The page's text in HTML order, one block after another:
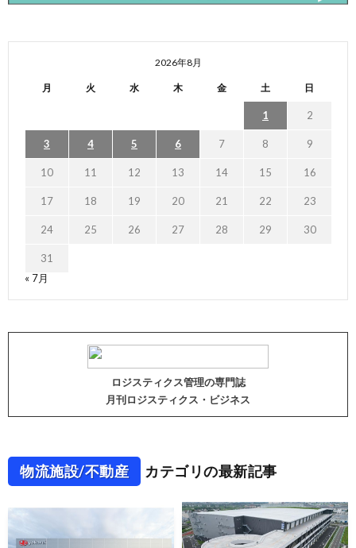
2026年8月
月 火 水 木 金 土 日
1 2
3 4 5 6 7 8 9
10 11 12 13 14 15 16
17 18 19 20 21 22 23
24 25 26 27 28 29 30
31
« 7月
ロジスティクス管理の専門誌
月刊ロジスティクス・ビジネス
物流施設/不動産 カテゴリの最新記事